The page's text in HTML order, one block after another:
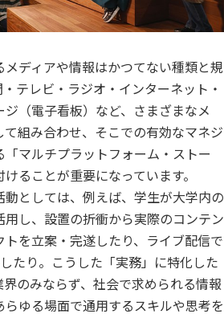
ディアや情報はかつてない種類と規
テレビ・ラジオ・インターネット・
（電子看板）など、さまざまなメ
組み合わせ、そこでの有効なマネジ
マルチプラットフォーム・ストー
ることが重要になっています。
としては、例えば、学生が大学内の
し、設置の折衝から実際のコンテン
を立案・完遂したり、ライブ配信で
たり。こうした「実務」に特化した
のみならず、社会で求められる情報
ゆる場面で通用するスキルや思考を